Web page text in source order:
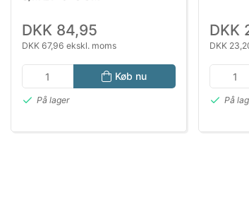
DKK 84,95
DKK 67,96 ekskl. moms
Køb nu
På lager
DKK
DKK
På